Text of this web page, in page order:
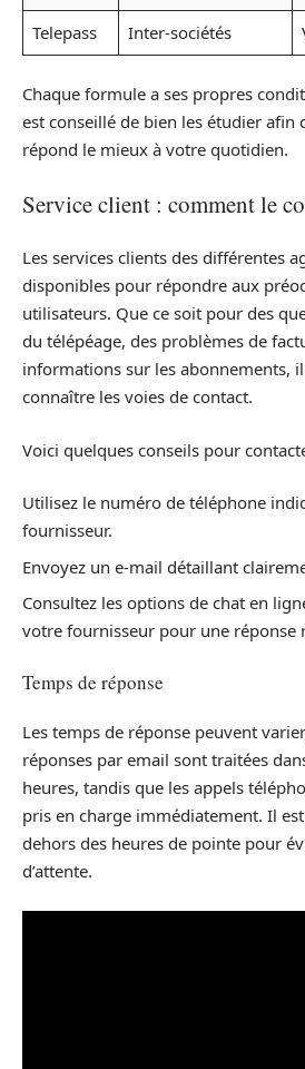
Telepass Inter-sociétés
Chaque formule a ses propres
est conseillé de bien les étudier afin
répond le mieux à votre quotidien.
Service client : comment le
Les services clients des différentes
disponibles pour répondre aux
utilisateurs. Que ce soit pour des
du télépéage, des problèmes de
informations sur les abonnements,
connaître les voies de contact.
Voici quelques conseils pour
Utilisez le numéro de téléphone
fournisseur.
Envoyez un e-mail détaillant
Consultez les options de chat en
votre fournisseur pour une réponse
Temps de réponse
Les temps de réponse peuvent
réponses par email sont traitées
heures, tandis que les appels
pris en charge immédiatement. Il est
dehors des heures de pointe pour
d’attente.